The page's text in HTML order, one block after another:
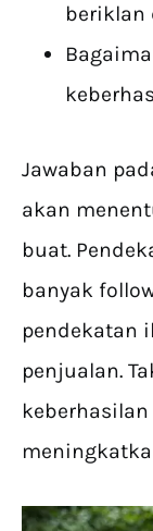
beriklan
Jawaban
akan
buat.
banyak
pendekatan
penjualan.